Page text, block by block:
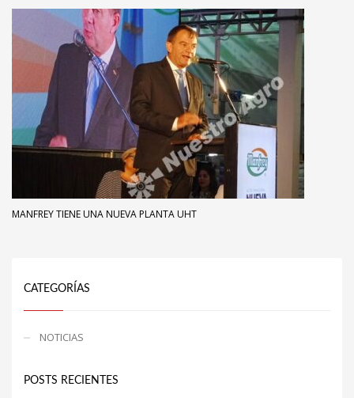
MANFREY TIENE UNA NUEVA PLANTA UHT
CATEGORÍAS
NOTICIAS
POSTS RECIENTES